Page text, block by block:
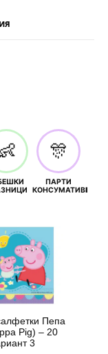
🎊
ПАРТИ
КОНСУМАТИВИ
Пепа
Pig) – 20
3